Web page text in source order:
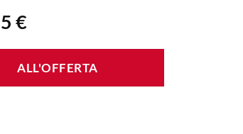
€
ALL'OFFERTA